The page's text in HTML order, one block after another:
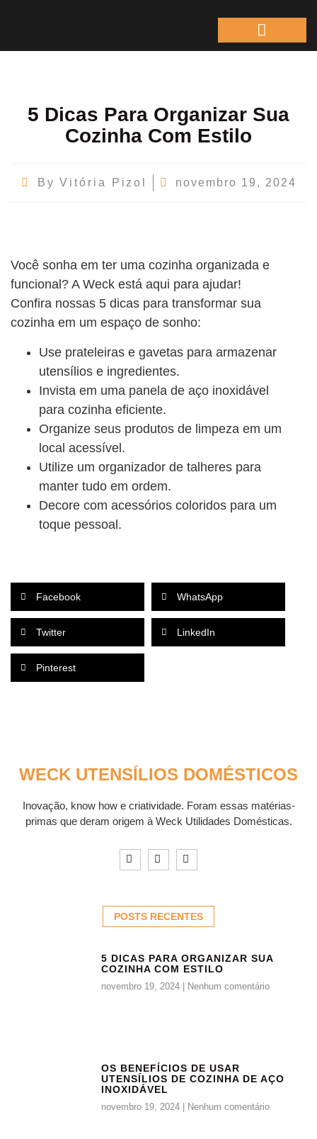
5 Dicas Para Organizar Sua
Cozinha Com Estilo
By Vitória Pizol novembro 19, 2024
Você sonha em ter uma cozinha organizada e
funcional? A Weck está aqui para ajudar!
Confira nossas 5 dicas para transformar sua
cozinha em um espaço de sonho:
Use prateleiras e gavetas para armazenar
utensílios e ingredientes.
Invista em uma panela de aço inoxidável
para cozinha eficiente.
Organize seus produtos de limpeza em um
local acessível.
Utilize um organizador de talheres para
manter tudo em ordem.
Decore com acessórios coloridos para um
toque pessoal.
Facebook WhatsApp
Twitter LinkedIn
Pinterest
WECK UTENSÍLIOS DOMÉSTICOS
Inovação, know how e criatividade. Foram essas matérias-
primas que deram origem à Weck Utilidades Domésticas.
POSTS RECENTES
5 DICAS PARA ORGANIZAR SUA
COZINHA COM ESTILO
novembro 19, 2024 Nenhum comentário
OS BENEFÍCIOS DE USAR
UTENSÍLIOS DE COZINHA DE AÇO
INOXIDÁVEL
novembro 19, 2024 Nenhum comentário